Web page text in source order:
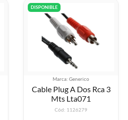
DISPONIBLE
Marca: Generico
Cable Plug A Dos Rca 3
Mts Lta071
Cód: 1126279